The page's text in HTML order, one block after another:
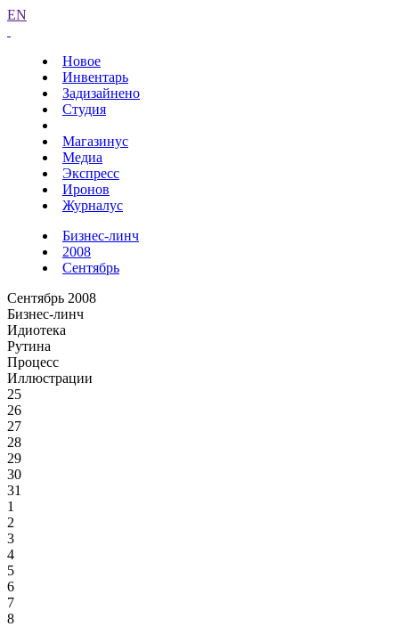
EN
Новое
Инвентарь
Задизайнено
Студия
Магазинус
Медиа
Экспресс
Иронов
Журналус
Бизнес-линч
2008
Сентябрь
Сентябрь 2008
Бизнес-линч
Идиотека
Рутина
Процесс
Иллюстрации
25
26
27
28
29
30
31
1
2
3
4
5
6
7
8